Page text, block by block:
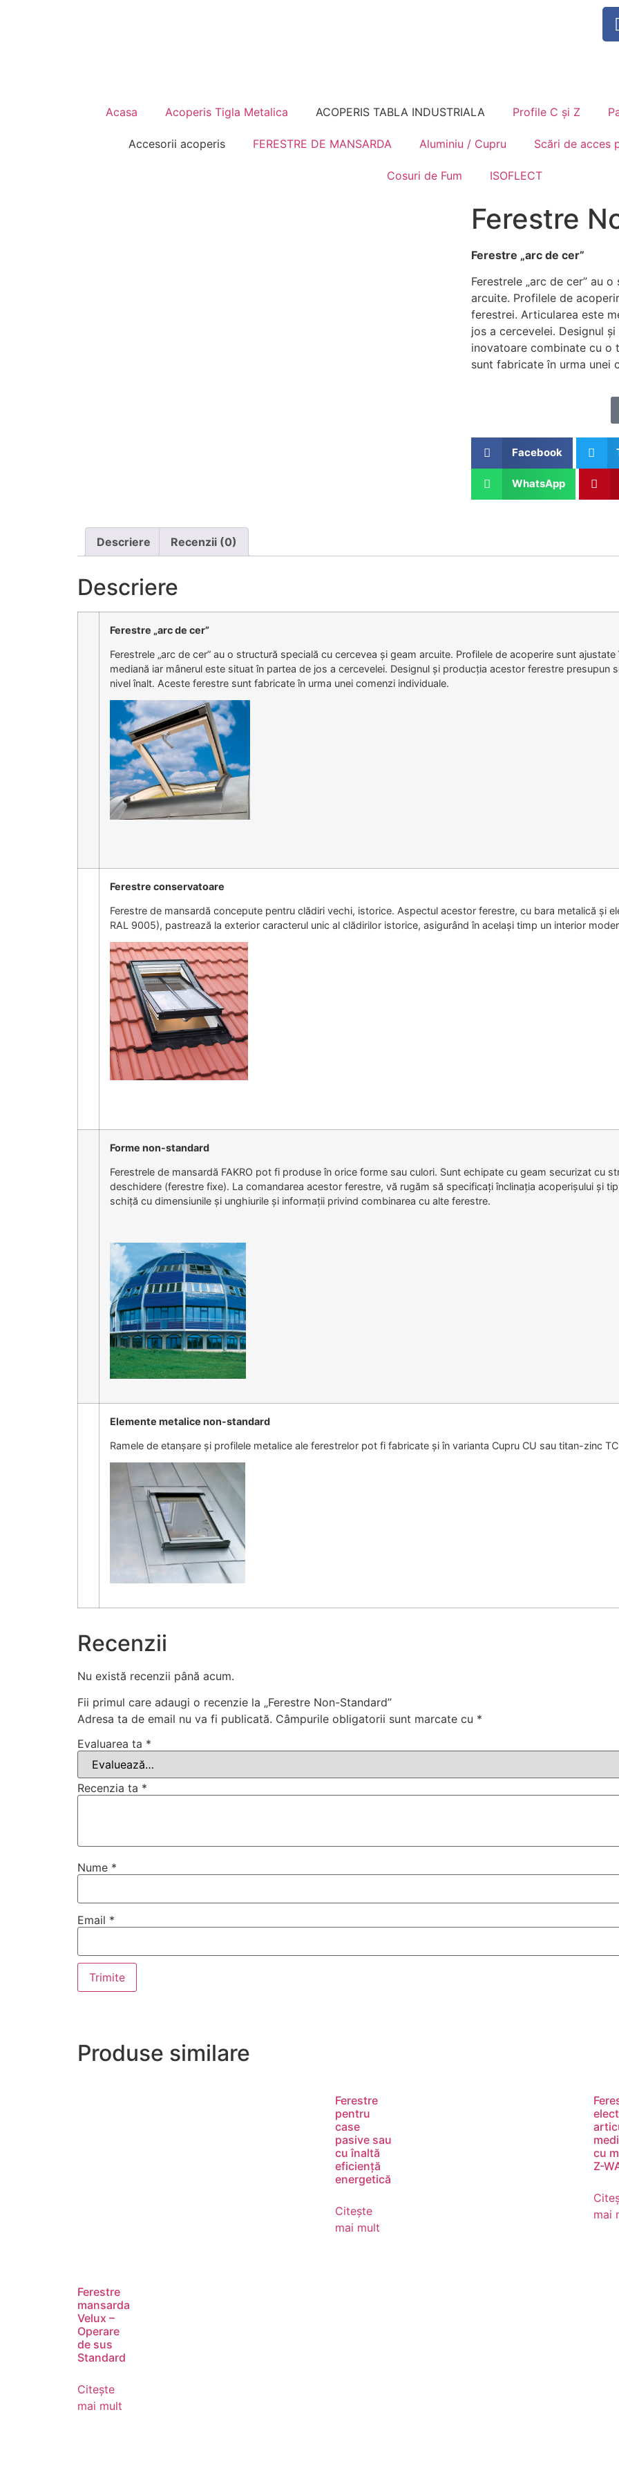
Acasa Acoperis Tigla Metalica ACOPERIS TABLA INDUSTRIALA Profile C și Z
Accesorii acoperis FERESTRE DE MANSARDA Aluminiu / Cupru Scări de acces
Cosuri de Fum ISOFLECT
Ferestre
Ferestre „arc de cer”
Ferestrele „arc de cer” au
arcuite. Profilele de
ferestrei. Articularea este
jos a cercevelei. Designul
inovatoare combinate cu o
sunt fabricate în urma unei
Facebook
WhatsApp
Descriere Recenzii (0)
Descriere
Ferestre „arc de cer”
Ferestrele „arc de cer” au o structură specială cu cercevea și geam arcuite. Profilele de acoperire sunt
mediană iar mânerul este situat în partea de jos a cercevelei. Designul și producția acestor ferestre
nivel înalt. Aceste ferestre sunt fabricate în urma unei comenzi individuale.
Ferestre conservatoare
Ferestre de mansardă concepute pentru clădiri vechi, istorice. Aspectul acestor ferestre, cu bara metalică și
RAL 9005), pastrează la exterior caracterul unic al clădirilor istorice, asigurând în același timp un interior
Forme non-standard
Ferestrele de mansardă FAKRO pot fi produse în orice forme sau culori. Sunt echipate cu geam securizat cu
deschidere (ferestre fixe). La comandarea acestor ferestre, vă rugăm să specificați înclinația acoperișului și
schiță cu dimensiunile și unghiurile și informații privind combinarea cu alte ferestre.
Elemente metalice non-standard
Ramele de etanșare și profilele metalice ale ferestrelor pot fi fabricate și în varianta Cupru CU sau titan-zinc
Recenzii
Nu există recenzii până acum.
Fii primul care adaugi o recenzie la „Ferestre Non-Standard”
Adresa ta de email nu va fi publicată. Câmpurile obligatorii sunt marcate cu *
Evaluarea ta *
Recenzia ta *
Nume *
Email *
Produse similare
Ferestre
pentru
case
pasive sau
cu înaltă
eficiență
energetică
Citește
mai mult
cu
Z-
mai
Ferestre
mansarda
Velux –
Operare
de sus
Standard
Citește
mai mult